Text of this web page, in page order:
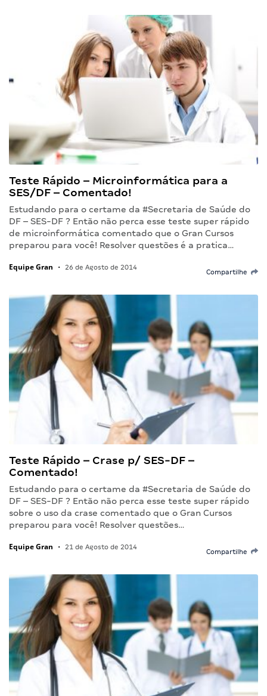
Teste Rápido – Microinformática para a
SES/DF – Comentado!
Estudando para o certame da #Secretaria de Saúde do
DF – SES-DF ? Então não perca esse teste super rápido
de microinformática comentado que o Gran Cursos
preparou para você! Resolver questões é a pratica…
Equipe Gran • 26 de Agosto de 2014
Compartilhe
Teste Rápido – Crase p/ SES-DF –
Comentado!
Estudando para o certame da #Secretaria de Saúde do
DF – SES-DF ? Então não perca esse teste super rápido
sobre o uso da crase comentado que o Gran Cursos
preparou para você! Resolver questões…
Equipe Gran • 21 de Agosto de 2014
Compartilhe